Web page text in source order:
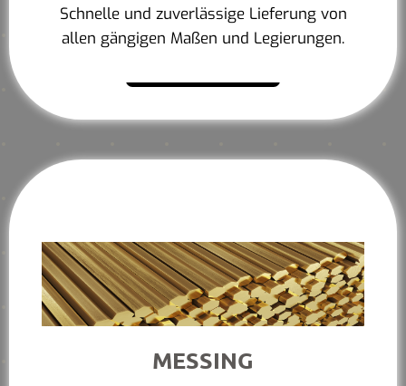
Schnelle und zuverlässige Lieferung von
allen gängigen Maßen und Legierungen.
MESSING